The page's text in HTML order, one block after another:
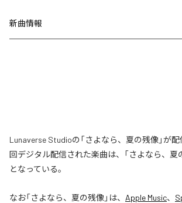
新曲情報
Lunaverse Studioの「さよなら、夏の残像」が
回デジタル配信された楽曲は、「さよなら、夏
となっている。
なお「さよなら、夏の残像」は、 Apple Music、